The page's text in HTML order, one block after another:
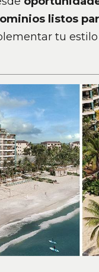
listos
tu estilo